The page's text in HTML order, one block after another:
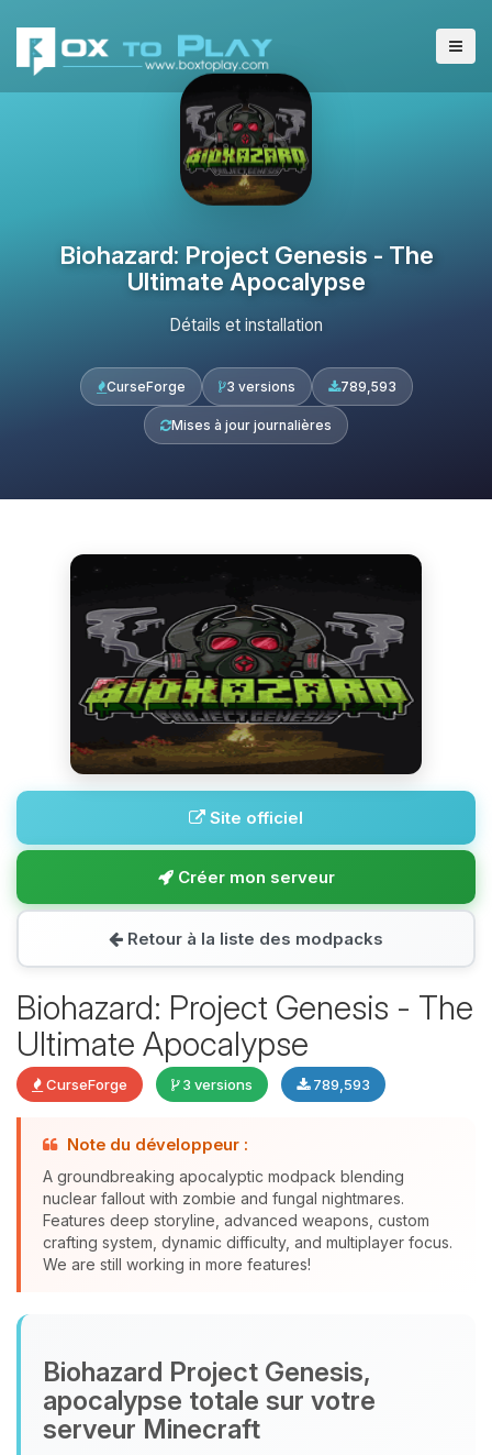
Biohazard: Project Genesis - The
Ultimate Apocalypse
Détails et installation
CurseForge 3 versions 789,593
Mises à jour journalières
Site officiel
Créer mon serveur
Retour à la liste des modpacks
Biohazard: Project Genesis - The
Ultimate Apocalypse
CurseForge 3 versions 789,593
Note du développeur :
A groundbreaking apocalyptic modpack blending
nuclear fallout with zombie and fungal nightmares.
Features deep storyline, advanced weapons, custom
crafting system, dynamic difficulty, and multiplayer focus.
We are still working in more features!
Biohazard Project Genesis,
apocalypse totale sur votre
serveur Minecraft
parler ! Moi c’est Choupy, ton petit
assistant BoxToPlay. Dis-moi ce dont
tu as besoin et je vais remuer mes
petits circuits pour t’aider.